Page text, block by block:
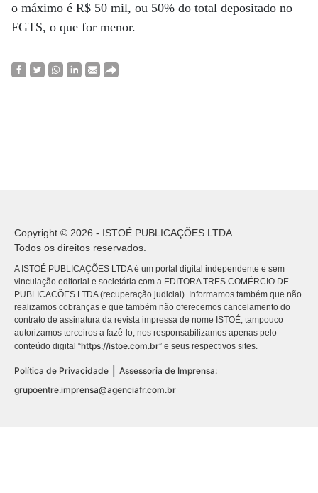
o máximo é R$ 50 mil, ou 50% do total depositado no
FGTS, o que for menor.
Copyright © 2026 - ISTOÉ PUBLICAÇÕES LTDA
Todos os direitos reservados.
A ISTOÉ PUBLICAÇÕES LTDA é um portal digital independente e sem
vinculação editorial e societária com a EDITORA TRES COMÉRCIO DE
PUBLICACÕES LTDA (recuperação judicial). Informamos também que não
realizamos cobranças e que também não oferecemos cancelamento do
contrato de assinatura da revista impressa de nome ISTOÉ, tampouco
autorizamos terceiros a fazê-lo, nos responsabilizamos apenas pelo
conteúdo digital “https://istoe.com.br” e seus respectivos sites.
Política de Privacidade
Assessoria de Imprensa:
grupoentre.imprensa@agenciafr.com.br